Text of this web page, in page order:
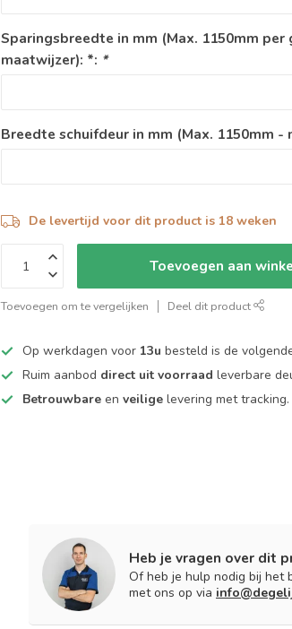
Sparingsbreedte in mm (Max. 1150mm
maatwijzer): *: *
Breedte schuifdeur in mm (Max. 1150mm -
De levertijd voor dit product is 18 weken
Toevoegen aan
Toevoegen om te vergelijken Deel dit product
Op werkdagen voor 13u besteld is de
Ruim aanbod direct uit voorraad leverbare
Betrouwbare enveiligelevering met tracking.
Heb je vragen over dit
Of heb je hulp nodig bij het
met ons op via